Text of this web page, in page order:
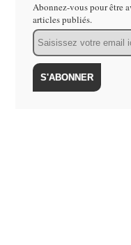
Abonnez-vous pour être
articles publiés.
Email